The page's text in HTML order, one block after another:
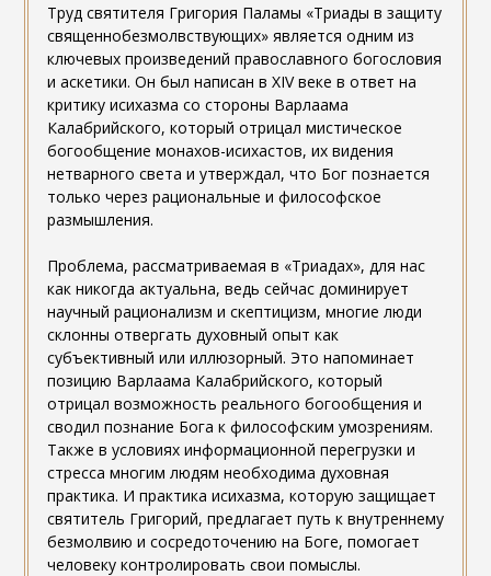
Труд святителя Григория Паламы «Триады в защиту
священнобезмолвствующих» является одним из
ключевых произведений православного богословия
и аскетики. Он был написан в XIV веке в ответ на
критику исихазма со стороны Варлаама
Калабрийского, который отрицал мистическое
богообщение монахов-исихастов, их видения
нетварного света и утверждал, что Бог познается
только через рациональные и философское
размышления.
Проблема, рассматриваемая в «Триадах», для нас
как никогда актуальна, ведь сейчас доминирует
научный рационализм и скептицизм, многие люди
склонны отвергать духовный опыт как
субъективный или иллюзорный. Это напоминает
позицию Варлаама Калабрийского, который
отрицал возможность реального богообщения и
сводил познание Бога к философским умозрениям.
Также в условиях информационной перегрузки и
стресса многим людям необходима духовная
практика. И практика исихазма, которую защищает
святитель Григорий, предлагает путь к внутреннему
безмолвию и сосредоточению на Боге, помогает
человеку контролировать свои помыслы.